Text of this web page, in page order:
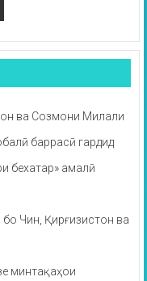
ва Созмони Милали
баррасӣ гардид
бехатар» амалӣ
Чин, Қирғизистон ва
минтақаҳои